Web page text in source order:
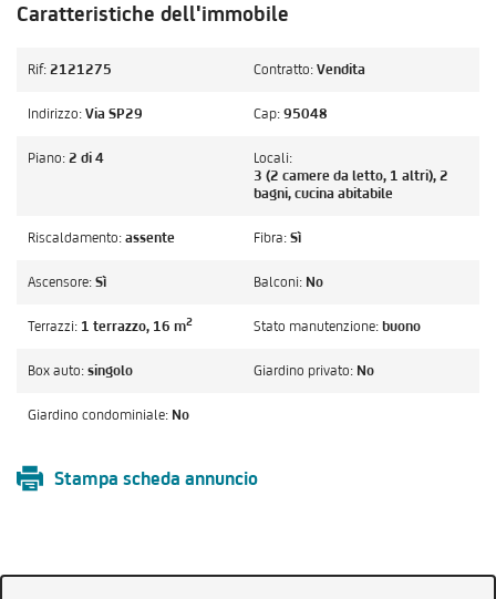
Caratteristiche dell'immobile
Rif: 2121275 Contratto: Vendita
Indirizzo: Via SP29 Cap: 95048
Piano: 2 di 4
Locali:
3 (2 camere da letto, 1 altri), 2
bagni, cucina abitabile
Riscaldamento: assente Fibra: Sì
Ascensore: Sì Balconi: No
Terrazzi: 1 terrazzo, 16 m2 Stato manutenzione: buono
Box auto: singolo Giardino privato: No
Giardino condominiale: No
Stampa scheda annuncio